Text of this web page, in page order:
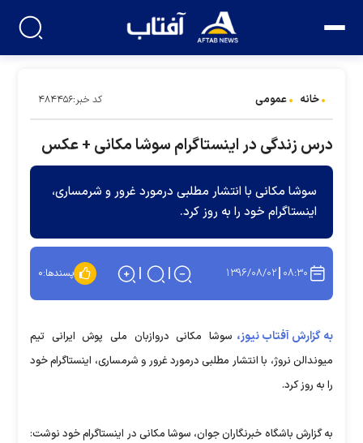
خانه عمومی کد خبر:۴۸۴۴۵۶
درس زندگی در اینستاگرام سوشا مکانی + عکس
سوشا مکانی با انتشار مطلبی درمورد غرور و شرمساری،
اینستاگرام خود را به روز کرد.
۰۸:۳۰ ۱۳۹۶/۰۸/۰۲ پسندها:۰
به گزارش آفتاب نیوز، سوشا مکانی دروازبان ملی پوش ایرانی تیم
میوندالن نروژ، با انتشار مطلبی درمورد غرور و شرمساری، اینستاگرام خود
را به روز کرد.
به گزارش باشگاه خبرنگاران جوان، سوشا مکانی در اینستاگرام خود نوشت: